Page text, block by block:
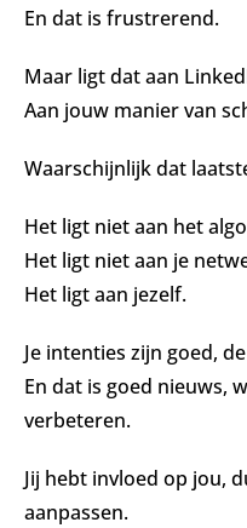
En dat is frustrerend.
Maar ligt dat aan
Aan jouw manier van
Waarschijnlijk dat
Het ligt niet aan het
Het ligt niet aan je
Het ligt aan jezelf.
Je intenties zijn goed,
En dat is goed nieuws,
verbeteren.
Jij hebt invloed op jou,
aanpassen.